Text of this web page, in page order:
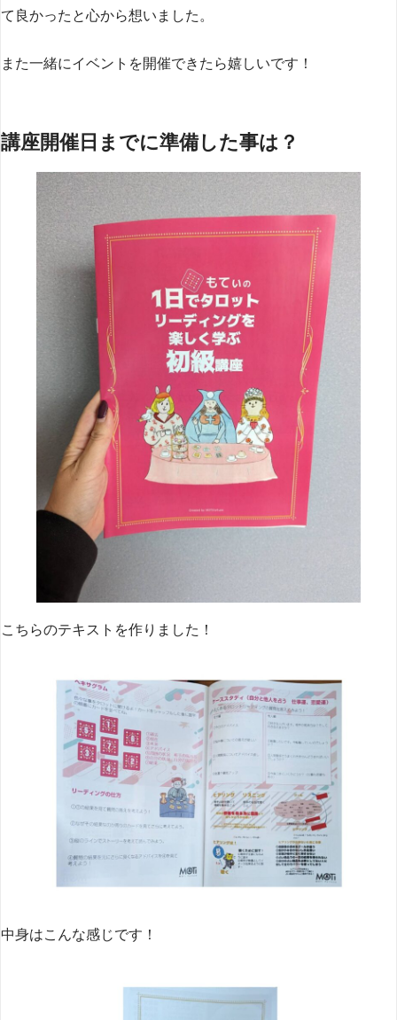
て良かったと心から想いました。
また一緒にイベントを開催できたら嬉しいです！
講座開催日までに準備した事は？
こちらのテキストを作りました！
中身はこんな感じです！